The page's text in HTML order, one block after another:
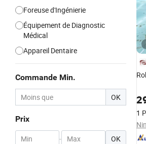
Foreuse d'Ingénierie
Équipement de Diagnostic
Médical
Appareil Dentaire
Commande Min.
OK
Prix
- OK
1